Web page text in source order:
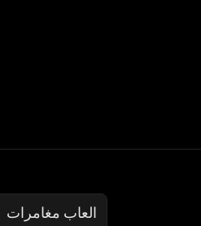
العاب مغامرات